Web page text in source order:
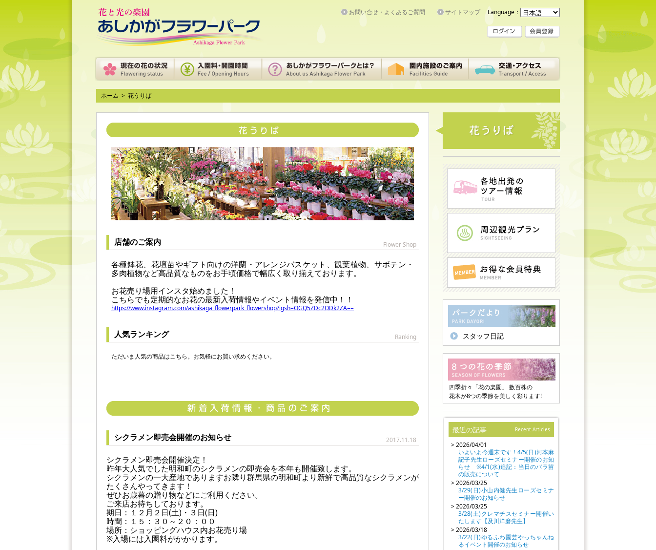
Language：
お問い合せ・よくあるご質問 サイトマップ
ホーム > 花うりば
スタッフ日記
四季折々「花の楽園」 数百株の
花木が8つの季節を美しく彩ります!
Recent Articles
最近の記事
> 2026/04/01
いよいよ今週末です！4/5(日)河本麻
記子先生ローズセミナー開催のお知
らせ ※4/1(水)追記：当日のバラ苗
の販売について
> 2026/03/25
3/29(日)小山内健先生ローズセミナ
ー開催のお知らせ
> 2026/03/25
3/28(土)クレマチスセミナー開催い
たします【及川洋磨先生】
> 2026/03/18
3/22(日)ゆるふわ園芸やっちゃんね
るイベント開催のお知らせ
Flower Shop
店舗のご案内
各種鉢花、花壇苗やギフト向けの洋蘭・アレンジバスケット、観葉植物、サボテン・
多肉植物など高品質なものをお手頃価格で幅広く取り揃えております。
お花売り場用インスタ始めました！
こちらでも定期的なお花の最新入荷情報やイベント情報を発信中！！
https://www.instagram.com/ashikaga_flowerpark_flowershop?igsh=OGQ5ZDc2ODk2ZA==
Ranking
人気ランキング
ただいま人気の商品はこちら。お気軽にお買い求めください。
2017.11.18
シクラメン即売会開催のお知らせ
シクラメン即売会開催決定！
昨年大人気でした明和町のシクラメンの即売会を本年も開催致します。
シクラメンの一大産地でありますお隣り群馬県の明和町より新鮮で高品質なシクラメンが
たくさんやってきます！
ぜひお歳暮の贈り物などにご利用ください。
ご来店お待ちしております。
期日：１２月２日(土)・３日(日)
時間：１５：３０～２０：００
場所：ショッピングハウス内お花売り場
※入場には入園料がかかります。